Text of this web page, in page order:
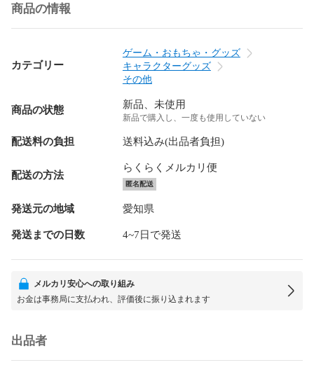
商品の情報
カテゴリー
ゲーム・おもちゃ・グッズ
キャラクターグッズ
その他
商品の状態 新品、未使用
新品で購入し、一度も使用していない
配送料の負担 送料込み(出品者負担)
配送の方法
らくらくメルカリ便
匿名配送
発送元の地域 愛知県
発送までの日数 4~7日で発送
メルカリ安心への取り組み
お金は事務局に支払われ、評価後に振り込まれます
出品者